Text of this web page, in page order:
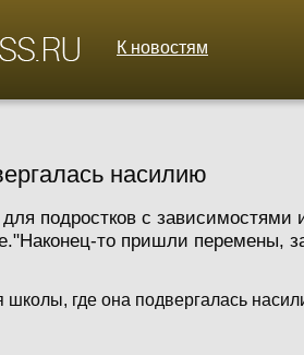
К новостям
насилию
подростков с
то пришли перемены,